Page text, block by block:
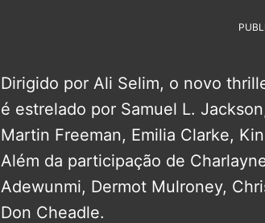
Dirigido por Ali Selim, o novo
é estrelado por Samuel L.
Martin Freeman, Emilia Clarke,
Além da participação de
Adewunmi, Dermot Mulroney,
Don Cheadle.